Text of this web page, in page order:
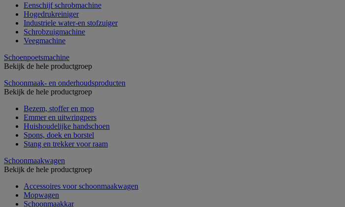
Eenschijf schrobmachine
Hogedrukreiniger
Industriele water-en stofzuiger
Schrobzuigmachine
Veegmachine
Schoenpoetsmachine
Bekijk de hele productgroep
Schoonmaak- en onderhoudsproducten
Bekijk de hele productgroep
Bezem, stoffer en mop
Emmer en uitwringpers
Huishoudelijke handschoen
Spons, doek en borstel
Stang en trekker voor raam
Schoonmaakwagen
Bekijk de hele productgroep
Accessoires voor schoonmaakwagen
Mopwagen
Schoonmaakkar